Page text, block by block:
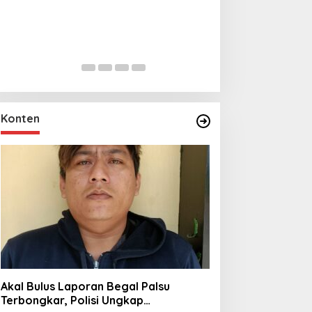
Konten
Akal Bulus Laporan Begal Palsu
Terbongkar, Polisi Ungkap